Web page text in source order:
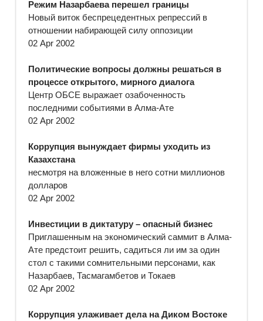
Режим Назарбаева перешел границы
Новый виток беспрецедентных репрессий в
отношении набирающей силу оппозиции
02 Apr 2002
Политические вопросы должны решаться в
процессе открытого, мирного диалога
Центр ОБСЕ выражает озабоченность
последними событиями в Алма-Ате
02 Apr 2002
Коррупция вынуждает фирмы уходить из
Казахстана
несмотря на вложенные в него сотни миллионов
долларов
02 Apr 2002
Инвестиции в диктатуру – опасный бизнес
Приглашенным на экономический саммит в Алма-
Ате предстоит решить, садиться ли им за один
стол с такими сомнительными персонами, как
Назарбаев, Тасмагамбетов и Токаев
02 Apr 2002
Коррупция улаживает дела на Диком Востоке